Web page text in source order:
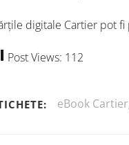
digitale Cartier pot
Post Views: 112
eBook Cartier